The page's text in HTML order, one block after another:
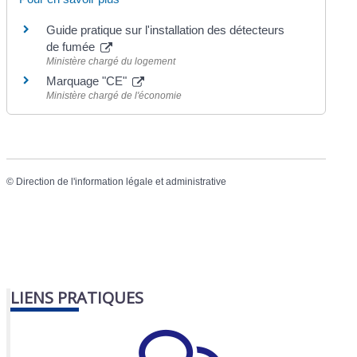
Guide pratique sur l'installation des détecteurs
de fumée
Ministère chargé du logement
Marquage "CE"
Ministère chargé de l'économie
© Direction de l'information légale et administrative
LIENS PRATIQUES